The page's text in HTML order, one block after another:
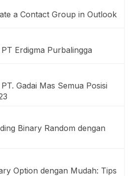
a Contact Group in Outlook
Erdigma Purbalingga
Gadai Mas Semua Posisi
Binary Random dengan
Option dengan Mudah: Tips